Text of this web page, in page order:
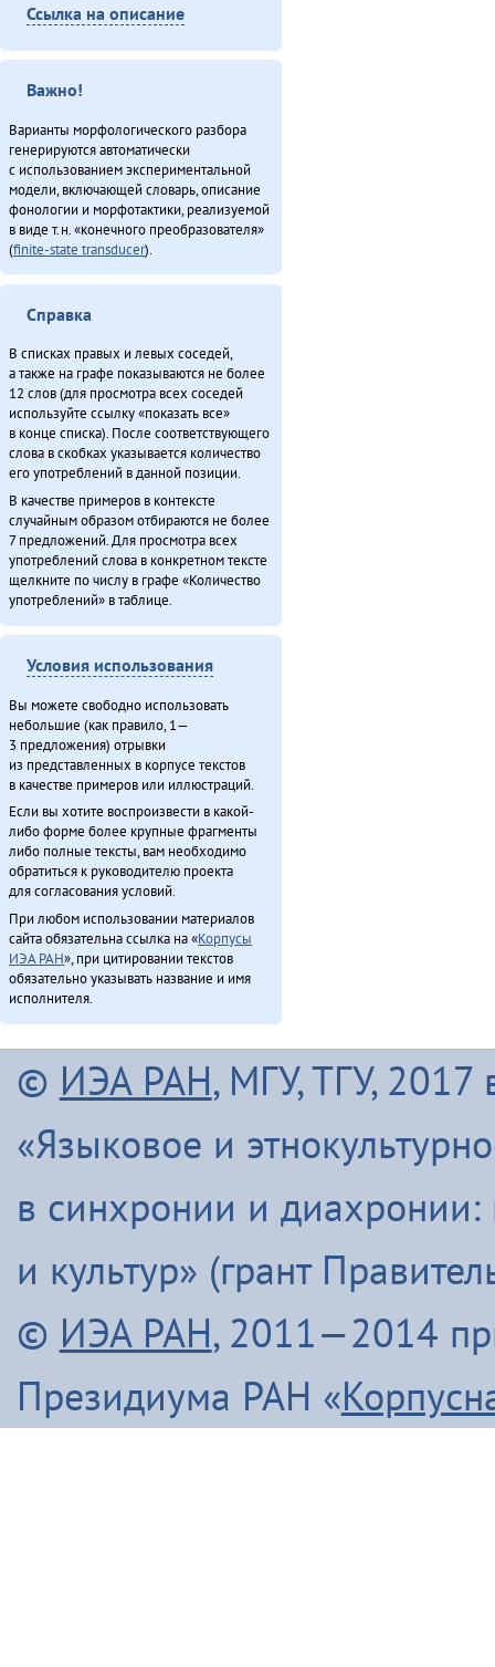
Ссылка на описание
Важно!
Варианты морфологического разбора
генерируются автоматически
с использованием экспериментальной
модели, включающей словарь, описание
фонологии и морфотактики, реализуемой
в виде т.н. «конечного преобразователя»
(finite-state transducer).
Справка
В списках правых и левых соседей,
а также на графе показываются не более
12 слов (для просмотра всех соседей
используйте ссылку «показать все»
в конце списка). После соответствующего
слова в скобках указывается количество
его употреблений в данной позиции.
В качестве примеров в контексте
случайным образом отбираются не более
7 предложений. Для просмотра всех
употреблений слова в конкретном тексте
щелкните по числу в графе «Количество
употреблений» в таблице.
Условия использования
Вы можете свободно использовать
небольшие (как правило, 1—
3 предложения) отрывки
из представленных в корпусе текстов
в качестве примеров или иллюстраций.
Если вы хотите воспроизвести в какой-
либо форме более крупные фрагменты
либо полные тексты, вам необходимо
обратиться к руководителю проекта
для согласования условий.
При любом использовании материалов
сайта обязательна ссылка на «Корпусы
ИЭА РАН», при цитировании текстов
обязательно указывать название и имя
исполнителя.
© ИЭА РАН, МГУ, ТГУ, 2017
«Языковое и
в синхронии и диахронии:
и культур» (грант
© ИЭА РАН, 2011—2014
Президиума РАН «